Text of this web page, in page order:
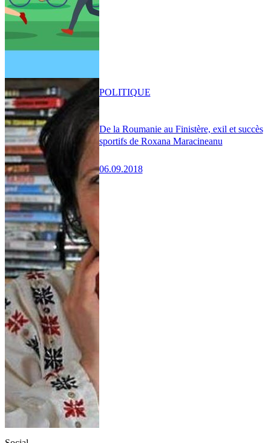
De la Roumanie au Finistère, exil et succès
sportifs de Roxana Maracineanu
06.09.2018
POLITIQUE